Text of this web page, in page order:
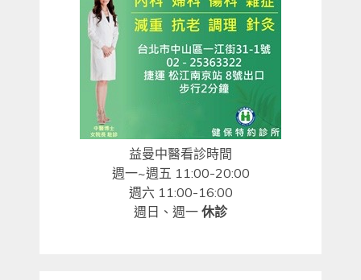
益曼中醫看診時間
週一~週五 11:00-20:00
週六 11:00-16:00
週日、週一 休診